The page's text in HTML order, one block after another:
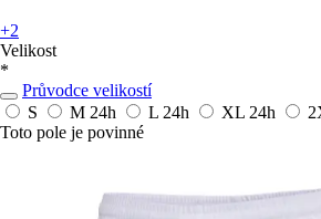
+2
Velikost
*
Průvodce velikostí
S
M 24h L 24h XL 24h
Toto pole je povinné